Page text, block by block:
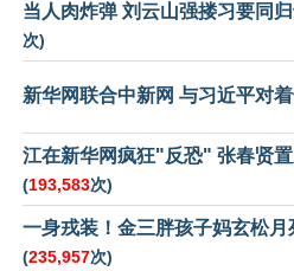
当人肉炸弹 刘云山强搂习要同
次)
新华网联合中新网 与习近平对
江在新华网疯狂"反恐" 张春贤
(193,583次)
一身戎装！金三胖孩子妈玄松月
(235,957次)